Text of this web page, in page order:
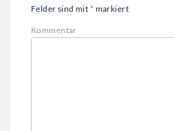
Felder sind mit * markiert
Kommentar